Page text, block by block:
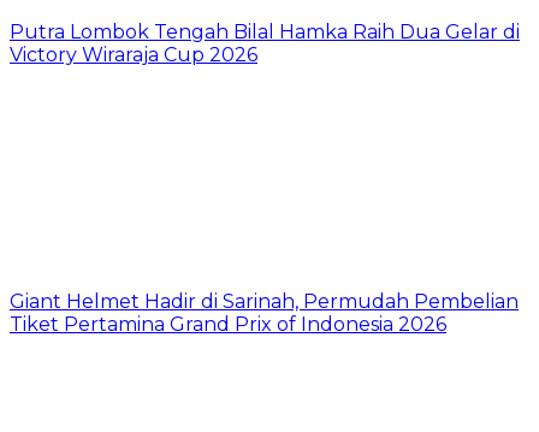
Putra Lombok Tengah Bilal Hamka Raih Dua Gelar di
Victory Wiraraja Cup 2026
Giant Helmet Hadir di Sarinah, Permudah Pembelian
Tiket Pertamina Grand Prix of Indonesia 2026